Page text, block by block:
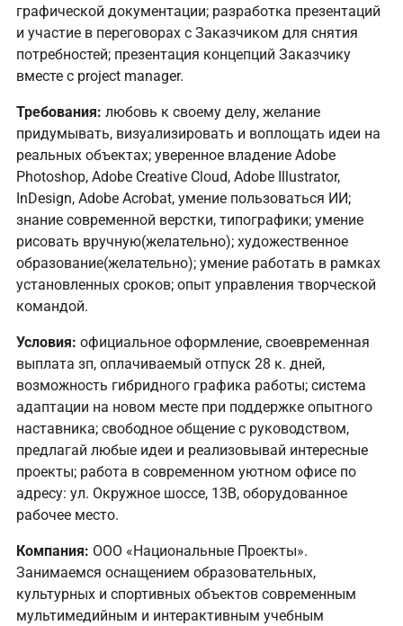
графической документации; разработка презентаций
и участие в переговорах с Заказчиком для снятия
потребностей; презентация концепций Заказчику
вместе с project manager.
Требования: любовь к своему делу, желание
придумывать, визуализировать и воплощать идеи на
реальных объектах; уверенное владение Adobe
Photoshop, Adobe Creative Cloud, Adobe Illustrator,
InDesign, Adobe Acrobat, умение пользоваться ИИ;
знание современной верстки, типографики; умение
рисовать вручную(желательно); художественное
образование(желательно); умение работать в рамках
установленных сроков; опыт управления творческой
командой.
Условия: официальное оформление, своевременная
выплата зп, оплачиваемый отпуск 28 к. дней,
возможность гибридного графика работы; система
адаптации на новом месте при поддержке опытного
наставника; свободное общение с руководством,
предлагай любые идеи и реализовывай интересные
проекты; работа в современном уютном офисе по
адресу: ул. Окружное шоссе, 13В, оборудованное
рабочее место.
Компания: ООО «Национальные Проекты».
Занимаемся оснащением образовательных,
культурных и спортивных объектов современным
мультимедийным и интерактивным учебным